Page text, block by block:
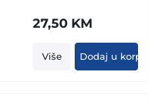
27,50 KM
Više Dodaj u korpu